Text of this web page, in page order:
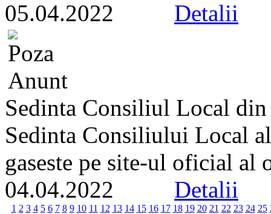
05.04.2022 Detalii
Sedinta Consiliul Local
Sedinta Consiliului Local
gaseste pe site-ul oficial al
04.04.2022 Detalii
1 2 3 4 5 6 7 8 9 10 11 12 13 14 15 16 17 18 19 20 21 22 23 24 25